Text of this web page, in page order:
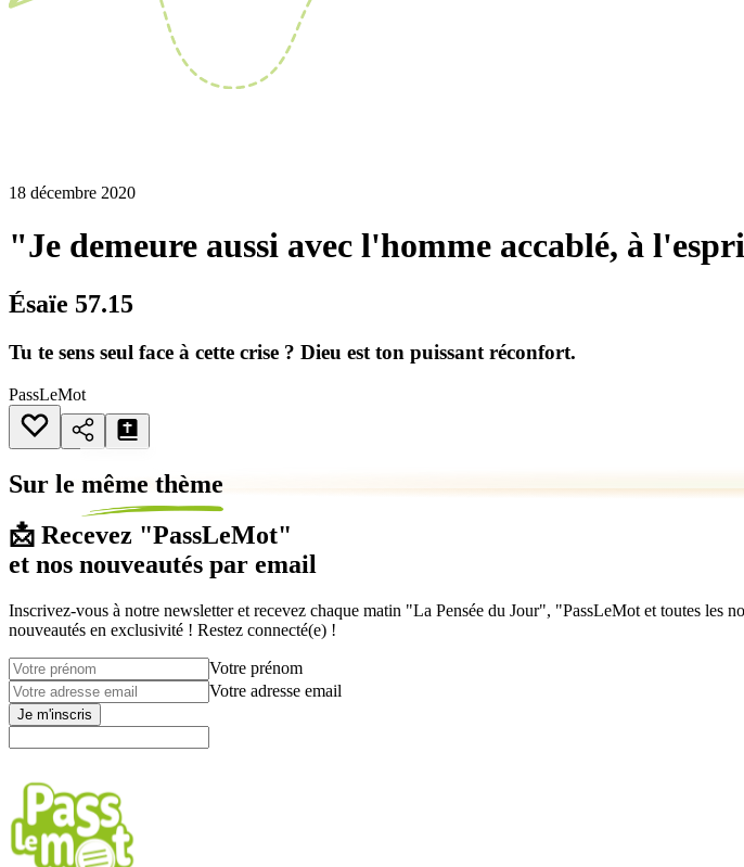
18 décembre 2020
"Je demeure aussi avec l'homme accablé, à
Ésaïe 57.15
Tu te sens seul face à cette crise ? Dieu est ton puissant réconfort.
PassLeMot
Sur le même thème
📩 Recevez "PassLeMot"
et nos nouveautés par email
Inscrivez-vous à notre newsletter et recevez chaque matin "La Pensée du Jour", "PassLeMot et toutes
nouveautés en exclusivité ! Restez connecté(e) !
Votre prénom
Votre adresse email
Je m'inscris